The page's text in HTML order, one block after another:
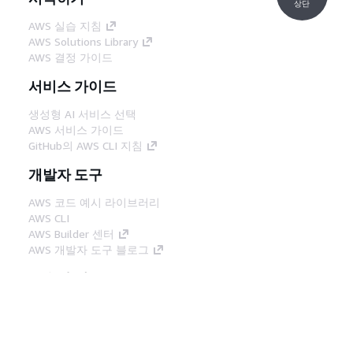
AWS 실습 지침
AWS Solutions Library
AWS 결정 가이드
서비스 가이드
생성형 AI 서비스 선택
AWS 서비스 가이드
GitHub의 AWS CLI 지침
개발자 도구
AWS 코드 예시 라이브러리
AWS CLI
AWS Builder 센터
AWS 개발자 도구 블로그
유용한 링크
상단